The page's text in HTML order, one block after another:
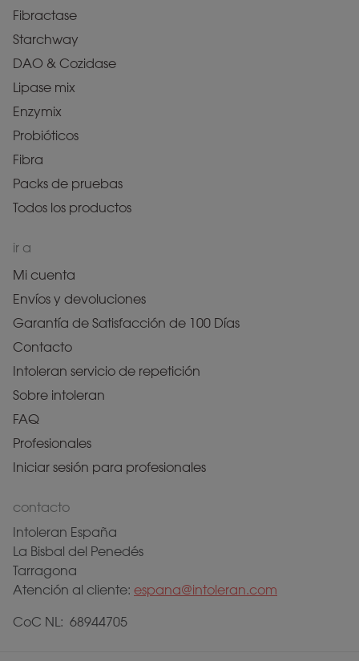
Fibractase
Starchway
DAO & Cozidase
Lipase mix
Enzymix
Probióticos
Fibra
Packs de pruebas
Todos los productos
ir a
Mi cuenta
Envíos y devoluciones
Garantía de Satisfacción de 100 Días
Contacto
Intoleran servicio de repetición
Sobre intoleran
FAQ
Profesionales
Iniciar sesión para profesionales
contacto
Intoleran España
La Bisbal del Penedés
Tarragona
Atención al cliente: espana@intoleran.com
CoC NL: 68944705